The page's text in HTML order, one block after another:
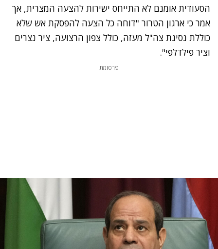
הסעודית אומנם לא התייחס ישירות להצעה המצרית, אך
אמר כי ארגון הטרור "דוחה כל הצעה להפסקת אש שלא
כוללת נסיגת צה"ל מעזה, כולל צפון הרצועה, ציר נצרים
וציר פילדלפי".
פרסומת